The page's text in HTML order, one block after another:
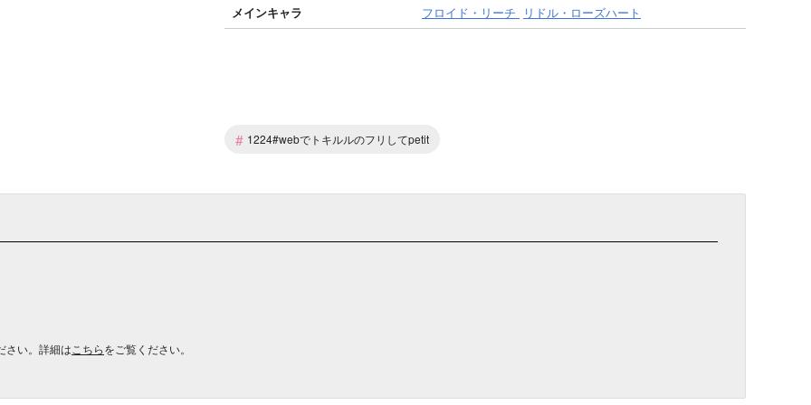
メインキャラ フロイド・リーチ リドル・ローズハート
# 1224#webでトキルルのフリしてpetit
さい。詳細は こちらをご覧ください。